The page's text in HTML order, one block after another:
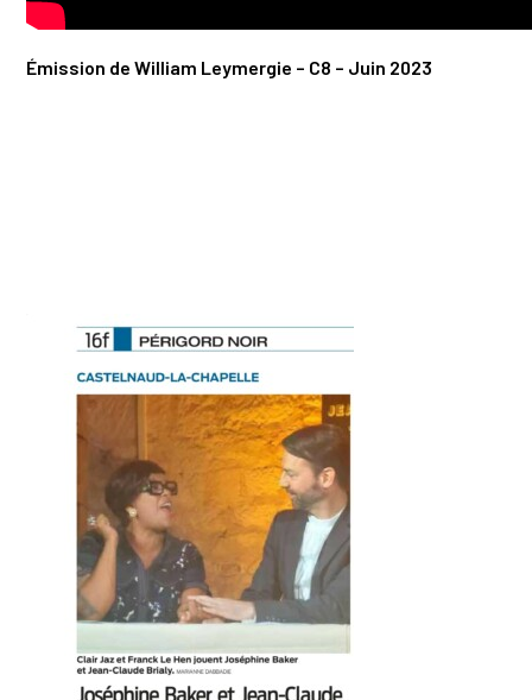
Émission de William Leymergie – C8 – Juin 2023